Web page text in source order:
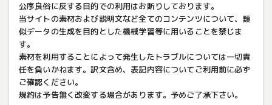
公序良俗に反する目的での利用はお断りしております。
当サイトの素材および説明文など全てのコンテンツについて、類
似データの生成を目的とした機械学習等に用いることを禁じま
す。
素材を利用することによって発生したトラブルについては一切責
任を負いかねます。訳文含め、表記内容についてご利用前に必ず
ご確認ください。
規約は予告無く改変する場合があります。予めご了承下さい。